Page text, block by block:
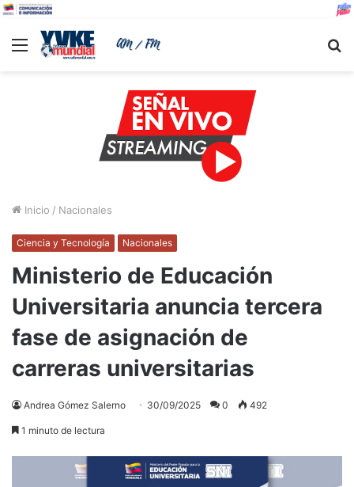
Menu
Inicio / Nacionales
Ciencia y Tecnología Nacionales
Ministerio de Educación
Universitaria anuncia tercera
fase de asignación de
carreras universitarias
Andrea Gómez Salerno 30/09/2025 0 492
1 minuto de lectura